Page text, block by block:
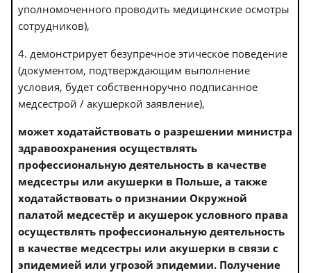
уполномоченного проводить медицинские осмотры
сотрудников),
4. демонстрирует безупречное этическое поведение
(документом, подтверждающим выполнение
условия, будет собственноручно подписанное
медсестрой / акушеркой заявление),
может ходатайствовать о разрешении министра
здравоохранения осуществлять
профессиональную деятельность в качестве
медсестры или акушерки в Польше, а также
ходатайствовать о признании Окружной
палатой медсестёр и акушерок условного права
осуществлять профессиональную деятельность
в качестве медсестры или акушерки в связи с
эпидемией или угрозой эпидемии. Получение